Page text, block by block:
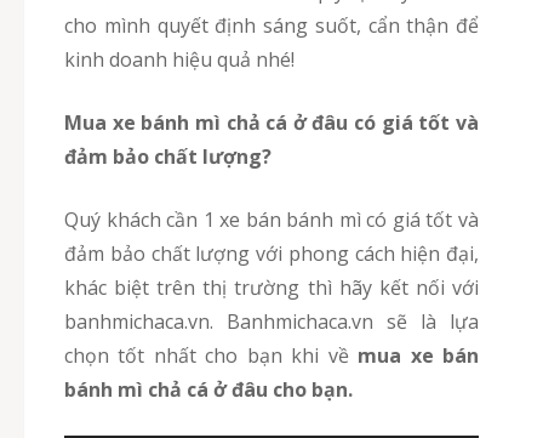
cho mình quyết định sáng suốt, cẩn thận để
kinh doanh hiệu quả nhé!
Mua xe bánh mì chả cá ở đâu có giá tốt và
đảm bảo chất lượng?
Quý khách cần 1 xe bán bánh mì có giá tốt và
đảm bảo chất lượng với phong cách hiện đại,
khác biệt trên thị trường thì hãy kết nối với
banhmichaca.vn. Banhmichaca.vn sẽ là lựa
chọn tốt nhất cho bạn khi về mua xe bán
bánh mì chả cá ở đâu cho bạn.